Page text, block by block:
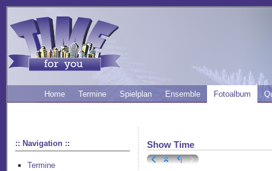
Home Termine Spielplan Ensemble Fotoalbum
:: Navigation ::
Termine
Show Time